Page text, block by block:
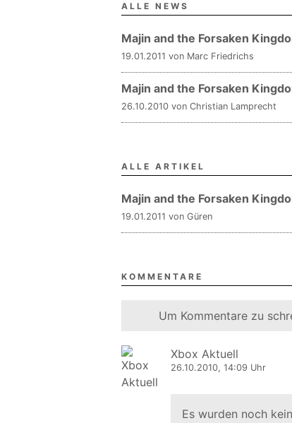
ALLE NEWS
Majin and the Forsaken
19.01.2011 von Marc Friedrichs
Majin and the Forsaken
26.10.2010 von Christian Lamprecht
ALLE ARTIKEL
Majin and the Forsaken
19.01.2011 von Güren
KOMMENTARE
Um Kommentare zu
Xbox Aktuell
26.10.2010, 14:09 Uhr
Es wurden noch